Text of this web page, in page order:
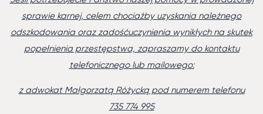
sprawie karnej, celem chociażby uzyskania należnego
odszkodowania oraz zadośćuczynienia wynikłych na skutek
popełnienia przestępstwa, zapraszamy do kontaktu
telefonicznego lub mailowego:
z adwokat Małgorzatą Różycką pod numerem telefonu
735 774 995